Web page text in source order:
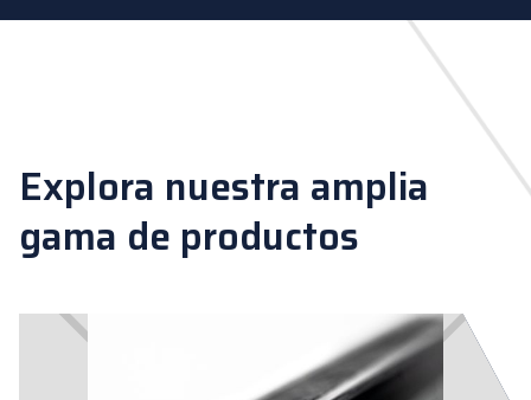
Explora nuestra amplia
gama de productos